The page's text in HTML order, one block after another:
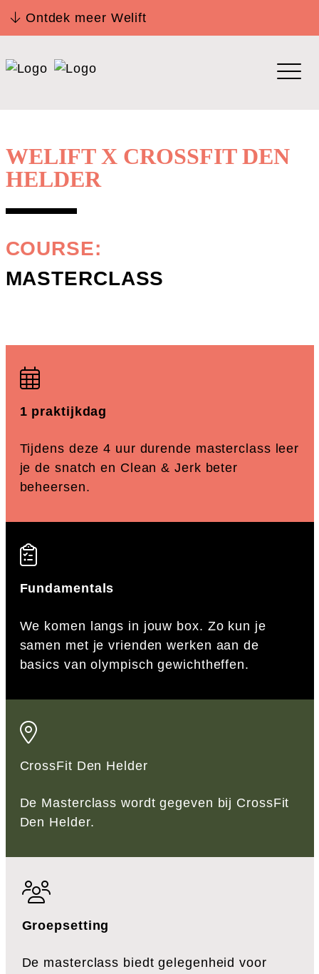
Ontdek meer Welift
WELIFT X CROSSFIT DEN
HELDER
COURSE:
MASTERCLASS
1 praktijkdag
Tijdens deze 4 uur durende masterclass leer
je de snatch en Clean & Jerk beter
beheersen.
Fundamentals
We komen langs in jouw box. Zo kun je
samen met je vrienden werken aan de
basics van olympisch gewichtheffen.
CrossFit Den Helder
De Masterclass wordt gegeven bij CrossFit
Den Helder.
Groepsetting
De masterclass biedt gelegenheid voor